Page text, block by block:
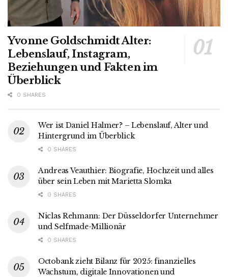
Yvonne Goldschmidt Alter:
Lebenslauf, Instagram,
Beziehungen und Fakten im
Überblick
0 SHARES
Wer ist Daniel Halmer? – Lebenslauf, Alter und
Hintergrund im Überblick
0 SHARES
Andreas Veauthier: Biografie, Hochzeit und alles
über sein Leben mit Marietta Slomka
0 SHARES
Niclas Rehmann: Der Düsseldorfer Unternehmer
und Selfmade-Millionär
0 SHARES
Octobank zieht Bilanz für 2025: finanzielles
Wachstum, digitale Innovationen und